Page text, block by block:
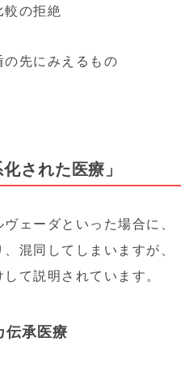
の拒絶
先にみえるもの
された医療」
ェーダといった場合に、
混同してしまいますが、
て説明されています。
伝承医療